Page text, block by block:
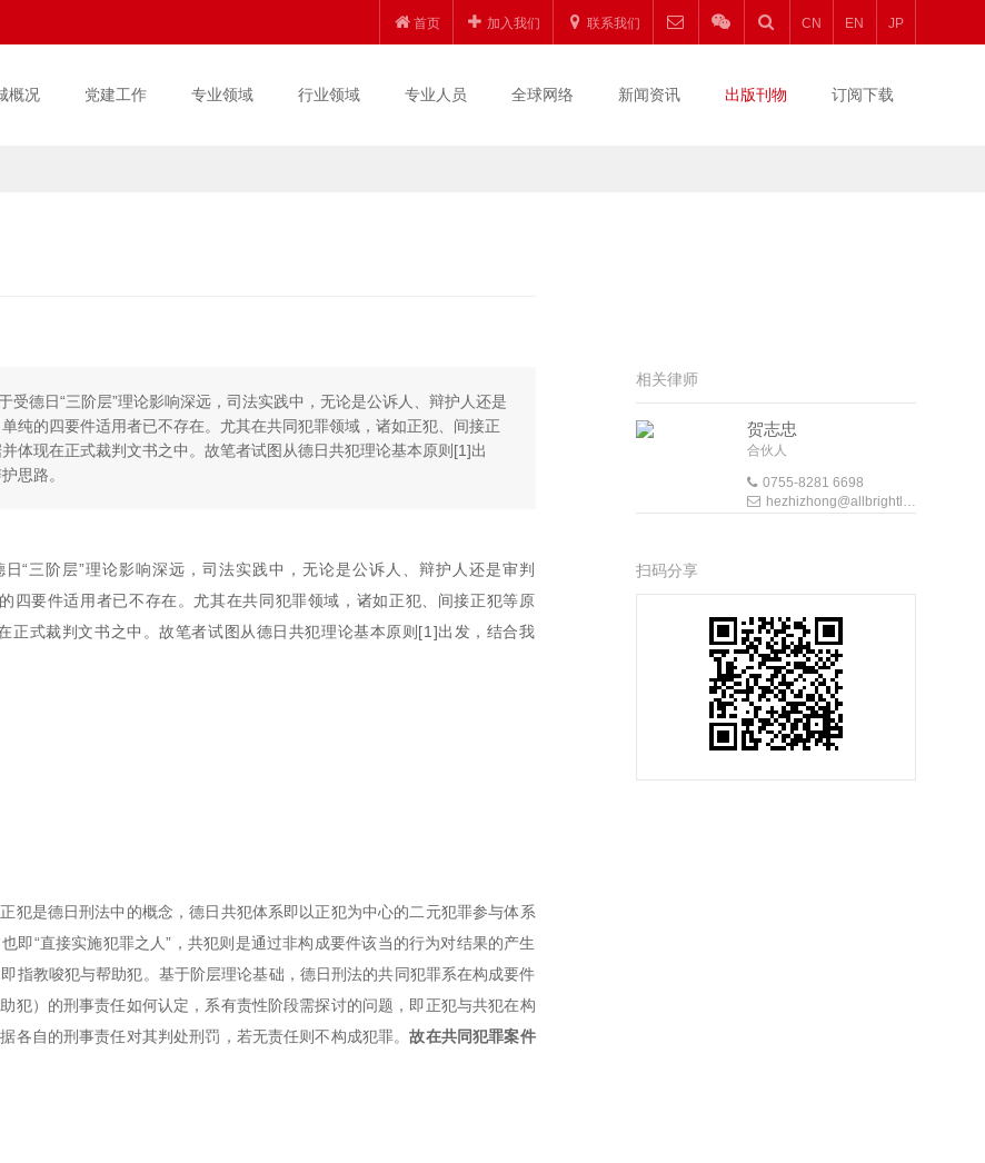
首页 加入我们 联系我们 CN EN JP
概况 党建工作 专业领域 行业领域 专业人员 全球网络 新闻资讯 出版刊物 订阅下载
受德日“三阶层”理论影响深远，司法实践中，无论是公诉人、辩护人还是
纯的四要件适用者已不存在。尤其在共同犯罪领域，诸如正犯、间接正
体现在正式裁判文书之中。故笔者试图从德日共犯理论基本原则[1]出
思路。
“三阶层”理论影响深远，司法实践中，无论是公诉人、辩护人还是审判
四要件适用者已不存在。尤其在共同犯罪领域，诸如正犯、间接正犯等原
正式裁判文书之中。故笔者试图从德日共犯理论基本原则[1]出发，结合我
犯是德日刑法中的概念，德日共犯体系即以正犯为中心的二元犯罪参与体系
即“直接实施犯罪之人”，共犯则是通过非构成要件该当的行为对结果的产生
指教唆犯与帮助犯。基于阶层理论基础，德日刑法的共同犯罪系在构成要件
犯）的刑事责任如何认定，系有责性阶段需探讨的问题，即正犯与共犯在构
各自的刑事责任对其判处刑罚，若无责任则不构成犯罪。故在共同犯罪案件
相关律师
贺志忠
合伙人
0755-8281 6698
hezhizhong@allbrightlaw.com
扫码分享